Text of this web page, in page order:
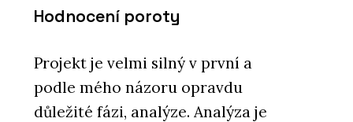
Hodnocení poroty
Projekt je velmi silný v první a
podle mého názoru opravdu
důležité fázi, analýze. Analýza je